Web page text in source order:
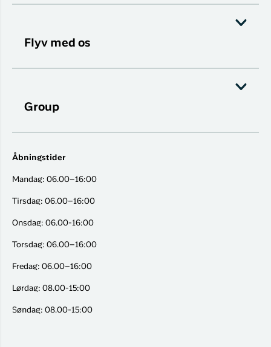
Flyv med os
Group
Åbningstider
Mandag: 06.00–16:00
Tirsdag: 06.00–16:00
Onsdag: 06.00-16:00
Torsdag: 06.00–16:00
Fredag: 06.00–16:00
Lørdag: 08.00-15:00
Søndag: 08.00-15:00